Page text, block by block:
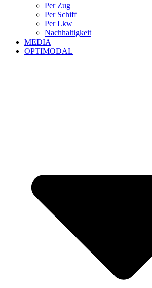
Per Zug
Per Schiff
Per Lkw
Nachhaltigkeit
MEDIA
OPTIMODAL